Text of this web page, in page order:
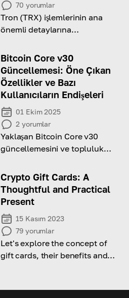
70 yorumlar
Tron (TRX) işlemlerinin ana
önemli detaylarına
Bitcoin Core v30
Güncellemesi: Öne Çıkan
Özellikler ve Bazı
Kullanıcıların Endişeleri
01 Ekim 2025
2 yorumlar
Yaklaşan Bitcoin Core v30
güncellemesini ve topluluk
açtığını öğrenin.
Crypto Gift Cards: A
Thoughtful and Practical
Present
15 Kasım 2023
79 yorumlar
Let's explore the concept of
gift cards, their benefits and